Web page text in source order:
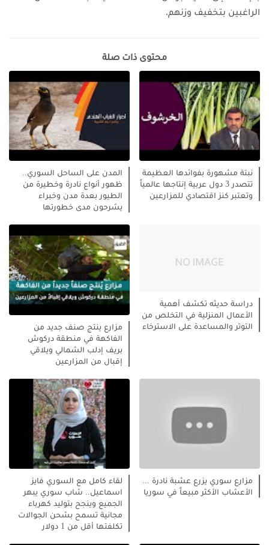
الراغبين بتخفيف وزنهم.
محتوى ذات صلة
نبتة مشهورة بفوائدها العظيمة
تتصدر 3 دول عربية إنتاجها عالمياً
وتعتبر كنز اقتصادي للمزارعين
المدن على الساحل السوري..
ظهور أنواع نادرة وخطيرة من
الطيور بعدة مدن وخبراء
يشرحون مدى خطورتها
دراسة حديثه تكشف أهمية
الأعمال المنزلية في التخلص من
التوتر والمساعدة على الاسترخاء
مزارع ينتج صنف جديد من
الفاكهة في منطقة دركوش
بريف إدلب الشمالي ويلاقي
إقبال من المزارعين
مزارع سوري يزرع عشبة نادرة ...
الأعشاب الأكثر مبيعاً في سوريا
لقاء كامل مع السوري فايز
اسماعيل.. شاب سوري يبهر
الجميع وينجح بتوليد كهرباء
مجانية تسمح بشحن الجوالات
تكلفتها أقل من 1 دولار